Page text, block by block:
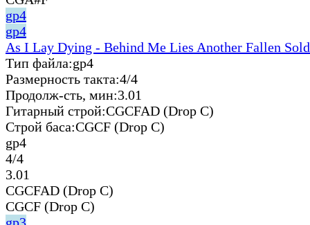
gp4
gp4
As I Lay Dying - Behind Me Lies Another Fallen
Тип файла:gp4
Размерность такта:4/4
Продолж-сть, мин:3.01
Гитарный строй:CGCFAD (Drop C)
Строй баса:CGCF (Drop C)
gp4
4/4
3.01
CGCFAD (Drop C)
CGCF (Drop C)